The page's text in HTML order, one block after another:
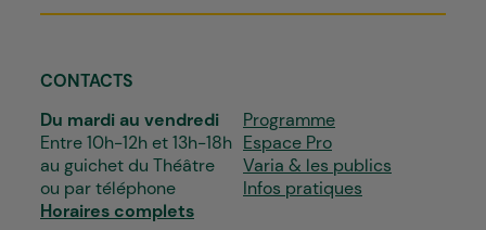
CONTACTS
Du mardi au vendredi
Entre 10h-12h et 13h-18h
au guichet du Théâtre
ou par téléphone
Horaires complets
Programme
Espace Pro
Varia & les publics
Infos pratiques